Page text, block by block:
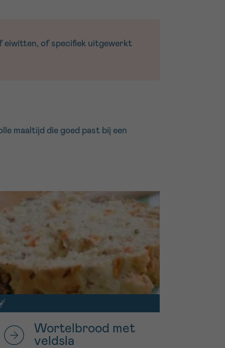
eiwitten, of specifiek uitgewerkt
maaltijd die goed past bij een
Wortelbrood met
veldsla